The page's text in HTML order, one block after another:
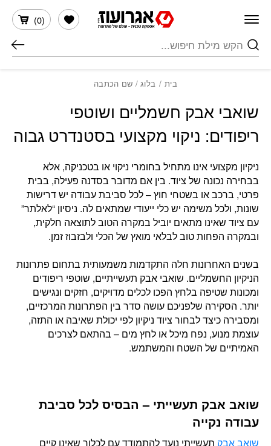
חיפוש
(
0
)
הרשימה שלי
בית / בלוג/ שם הכתבה
שואבי אבק חשמליים ושוטפי
ריפודים: ניקוי מקצועי בסטנדרט גבוה
ניקיון מקצועי אינו מתחיל בחומרי ניקוי או בטכניקה, אלא
בבחירה נכונה של ציוד. בין אם מדובר בסדנה פעילה, בבית
פרטי, ברכב או בשטחי חוץ – לכל סביבת עבודה יש דרישות
שונות, ולכל משימה יש כלי ייעודי שמתאים לה. ניסיון “לאלתר”
עם ציוד שאינו מתאים יוביל במקרה הטוב לתוצאה חלקית,
ובמקרה הפחות טוב לבלאי מואץ של הכלי ולבזבוז זמן.
בשנים האחרונות חלה התקדמות משמעותית בתחום פתרונות
הניקיון החשמליים. שואבי אבק תעשייתיים, שוטפי ריפודים
ומכונות שטיפה בלחץ הפכו לכלים מדויקים, חזקים ונגישים
יותר. הסקירה שלפניכם עושה סדר בין הפתרונות המרכזיים,
ומסבירה כיצד לבחור ציוד ניקיון לפי יכולת שאיבה או התזה,
עוצמת מנוע, נפח מיכל או לחץ מים – בהתאם לצרכים
האמיתיים של השטח והמשתמש.
שואב אבק תעשייתי – הבסיס לכל סביבת
עבודה נקייה
שואב אבק תעשייתי נועד להתמודד עם לכלוך שאינו קיים